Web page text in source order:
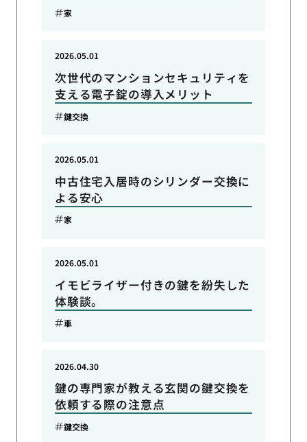
家
次世代のマンションセキュリティを
支える電子錠の導入メリット
2026.05.01
鍵交換
中古住宅入居時のシリンダー交換に
よる安心
2026.05.01
家
イモビライザー付きの鍵を紛失した
体験談。
2026.05.01
車
鍵の専門家が教える玄関の鍵交換を
依頼する際の注意点
2026.04.30
鍵交換